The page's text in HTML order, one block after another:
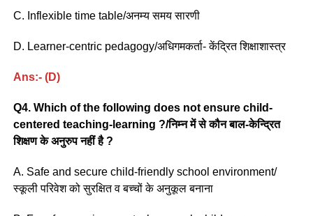
C. Inflexible time table/अनम्य समय सारणी
D. Learner-centric pedagogy/अधिगमकर्ता- केंद्रित शिक्षाशास्त्र
Ans:- (D)
Q4. Which of the following does not ensure child-
centered teaching-learning ?/निम्न में से कौन बाल-केन्द्रित
शिक्षण के अनुरुप नहीं है ?
A. Safe and secure child-friendly school environment/
स्कूली परिवेश को सुरक्षित व बच्चों के अनुकूल बनाना